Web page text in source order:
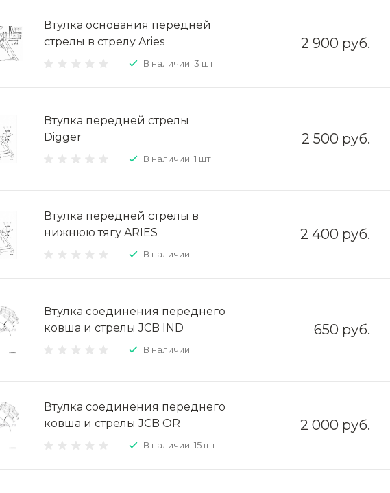
Втулка основания передней
стрелы в стрелу Aries
В наличии: 3 шт.
2 900 руб.
Втулка передней стрелы
Digger
В наличии: 1 шт.
2 500 руб.
Втулка передней стрелы в
нижнюю тягу ARIES
В наличии
2 400 руб.
Втулка соединения переднего
ковша и стрелы JCB IND
В наличии
650 руб.
Втулка соединения переднего
ковша и стрелы JCB OR
В наличии: 15 шт.
2 000 руб.